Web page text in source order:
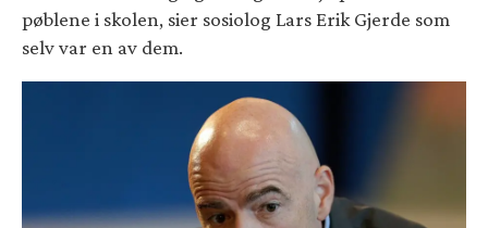
pøblene i skolen, sier sosiolog Lars Erik Gjerde som
selv var en av dem.